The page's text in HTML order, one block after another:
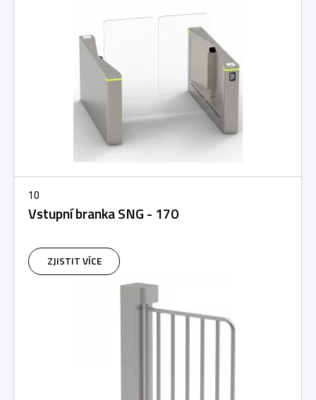
10
Vstupní branka SNG - 170
ZJISTIT VÍCE